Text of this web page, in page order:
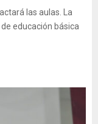
las aulas. La
educación básica